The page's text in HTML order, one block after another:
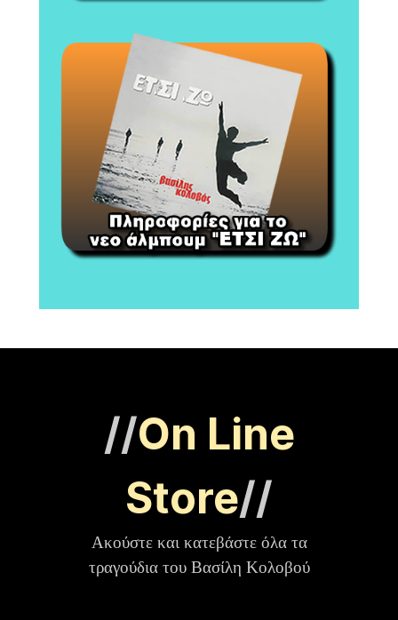
//On Line
Store//
Ακούστε και κατεβάστε όλα τα
τραγούδια του Βασίλη Κολοβού